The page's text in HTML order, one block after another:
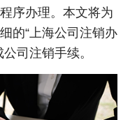
序办理。本文将为
的“上海公司注销办
司注销手续。